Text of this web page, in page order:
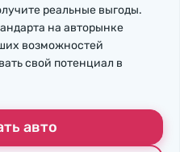
реальные выгоды.
на авторынке
возможностей
свой потенциал в
авто